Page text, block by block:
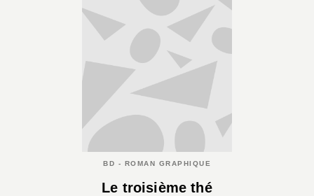
BD - ROMAN GRAPHIQUE
Le troisième thé